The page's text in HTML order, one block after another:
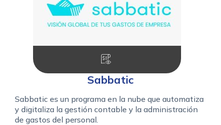
Sabbatic
Sabbatic es un programa en la nube que automatiza
y digitaliza la gestión contable y la administración
de gastos del personal.